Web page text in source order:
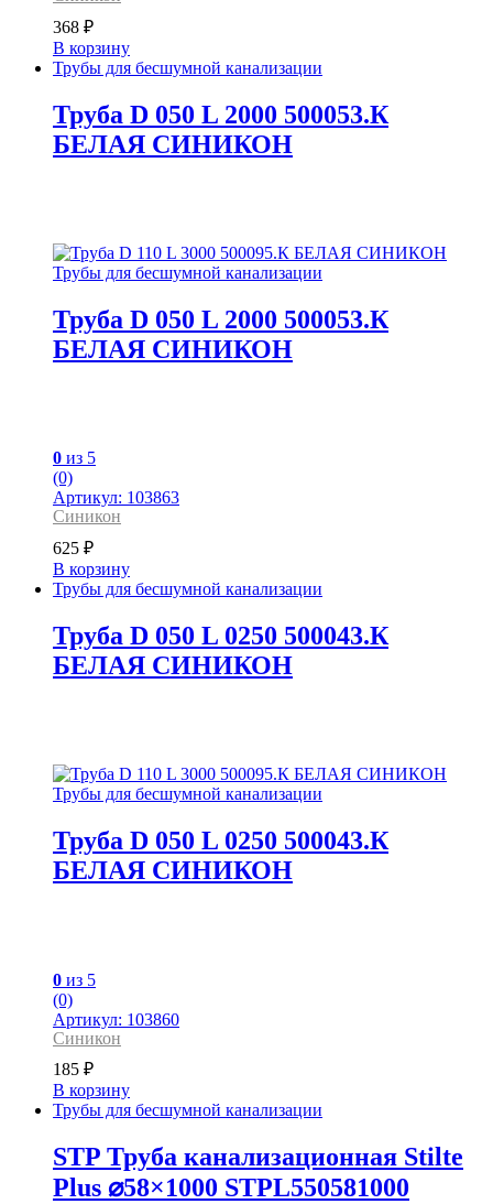
368 ₽
В корзину
Трубы для бесшумной канализации
Труба D 050 L 2000 500053.К
БЕЛАЯ СИНИКОН
Трубы для бесшумной канализации
Труба D 050 L 2000 500053.К
БЕЛАЯ СИНИКОН
0 из 5
(0)
Артикул: 103863
Синикон
625 ₽
В корзину
Трубы для бесшумной канализации
Труба D 050 L 0250 500043.К
БЕЛАЯ СИНИКОН
Трубы для бесшумной канализации
Труба D 050 L 0250 500043.К
БЕЛАЯ СИНИКОН
0 из 5
(0)
Артикул: 103860
Синикон
185 ₽
В корзину
Трубы для бесшумной канализации
STP Труба канализационная Stilte
Plus ⌀58×1000 STPL550581000